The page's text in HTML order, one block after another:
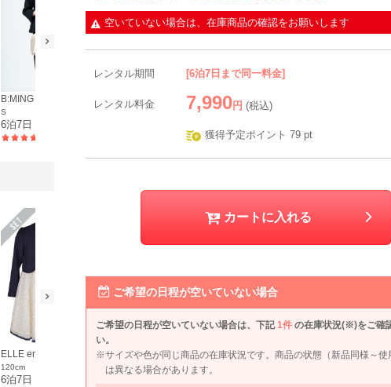
空いていない場合は、在庫商品の確認をお願いします
レンタル期間 [6泊7日まで同一料金]
レンタル料金 7,990 円 (税込)
獲得予定ポイント 79 pt
カートに入れる
ご希望の日程が空いていない場合
ご希望の日程が空いていない場合は、下記1件 の在庫状況(※)をご確
い。
※サイズや色が同じ商品の在庫状況です。商品の状態（新品同様～使
は異なる場合があります。
B:MING by BEAMS
S
6泊7日
niana Callarus
L〜LL
72件
ELLE en noir
120cm
6泊7日
CHOPIN
120cm
CHOPIN
130cm
Ready Freddy